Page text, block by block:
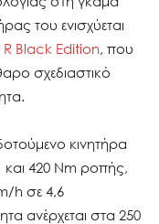
του ενισχύεται
Black Edition, που
σχεδιαστικό
κινητήρα
και 420 Nm ροπής,
h σε 4,6
ανέρχεται στα 250